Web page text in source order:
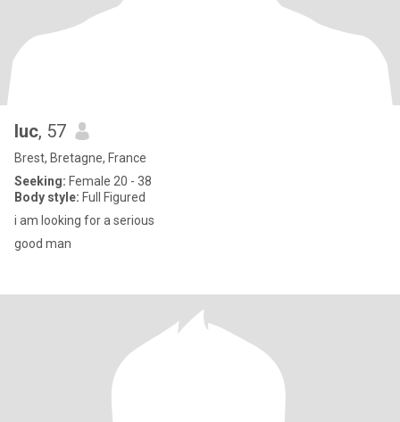
luc, 57
Brest, Bretagne, France
Seeking: Female 20 - 38
Body style: Full Figured
i am looking for a serious
good man